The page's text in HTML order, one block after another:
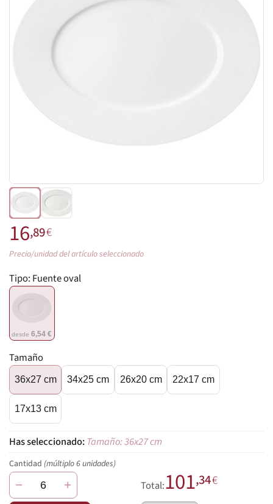
16,89€
Precio/unidad del artículo seleccionado
Tipo: Fuente oval
desde6,54 €
Tamaño
36x27 cm 34x25 cm 26x20 cm 22x17 cm
17x13 cm
Tamaño: 36x27 cm
Cantidad (múltiplo 6 unidades)
− + Total:101,34€